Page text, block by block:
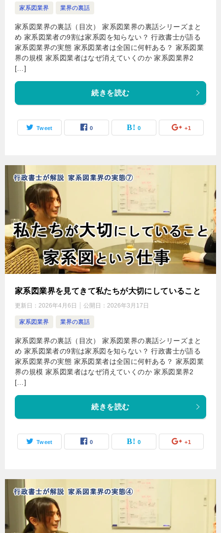
家系図業界 業界の裏話
家系図業界の裏話（目次） 家系図業界の裏話シリーズまと
め 家系図業者の9割は家系図を知らない？ 行政書士が語る
家系図業界の実態 家系図業者は全国に何軒ある？ 家系図業
界の規模 家系図業者はなぜ消えていくのか 家系図業界2
[…]
続きを読む
Tweet 0 0 +1
家系図業界を見てきて私たちが大切にしていること
更新日： 2026年4月6日 公開日： 2026年3月17日
家系図業界 業界の裏話
家系図業界の裏話（目次） 家系図業界の裏話シリーズまと
め 家系図業者の9割は家系図を知らない？ 行政書士が語る
家系図業界の実態 家系図業者は全国に何軒ある？ 家系図業
界の規模 家系図業者はなぜ消えていくのか 家系図業界2
[…]
続きを読む
Tweet 0 0 +1